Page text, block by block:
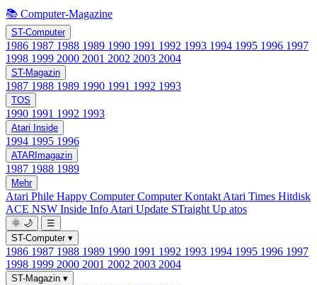
📚 Computer-Magazine
ST-Computer
1986 1987 1988 1989 1990 1991 1992 1993 1994 1995 1996 1997
1998 1999 2000 2001 2002 2003 2004
ST-Magazin
1987 1988 1989 1990 1991 1992 1993
TOS
1990 1991 1992 1993
Atari Inside
1994 1995 1996
ATARImagazin
1987 1988 1989
Mehr
Atari Phile Happy ComputerComputer Kontakt Atari Times Hitdisk
ACE NSW Inside Info Atari Update STraight Up atos
🌞 🌙
☰
ST-Computer ▾
1986 1987 1988 1989 1990 1991 1992 1993 1994 1995 1996 1997
1998 1999 2000 2001 2002 2003 2004
ST-Magazin ▾